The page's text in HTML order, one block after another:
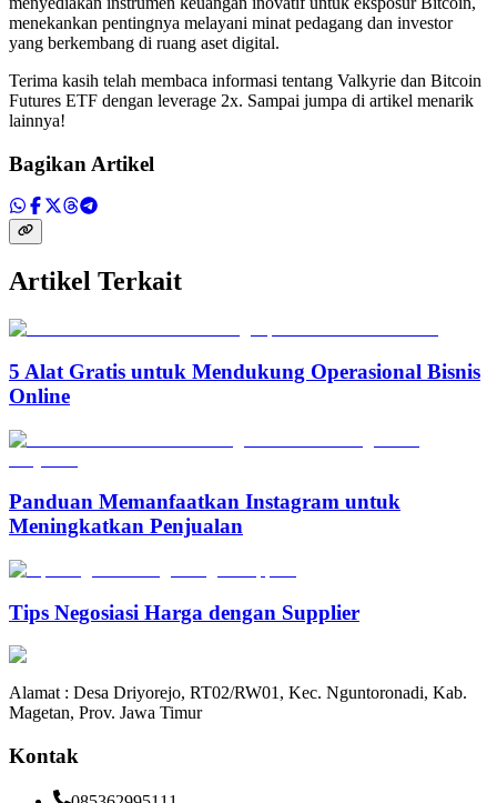
menekankan pentingnya melayani minat pedagang dan investor
yang berkembang di ruang aset digital.
Terima kasih telah membaca informasi tentang Valkyrie dan Bitcoin
Futures ETF dengan leverage 2x. Sampai jumpa di artikel menarik
lainnya!
Bagikan Artikel
Artikel Terkait
5 Alat Gratis untuk Mendukung Operasional Bisnis
Online
Panduan Memanfaatkan Instagram untuk
Meningkatkan Penjualan
Tips Negosiasi Harga dengan Supplier
Alamat : Desa Driyorejo, RT02/RW01, Kec. Nguntoronadi, Kab.
Magetan, Prov. Jawa Timur
Kontak